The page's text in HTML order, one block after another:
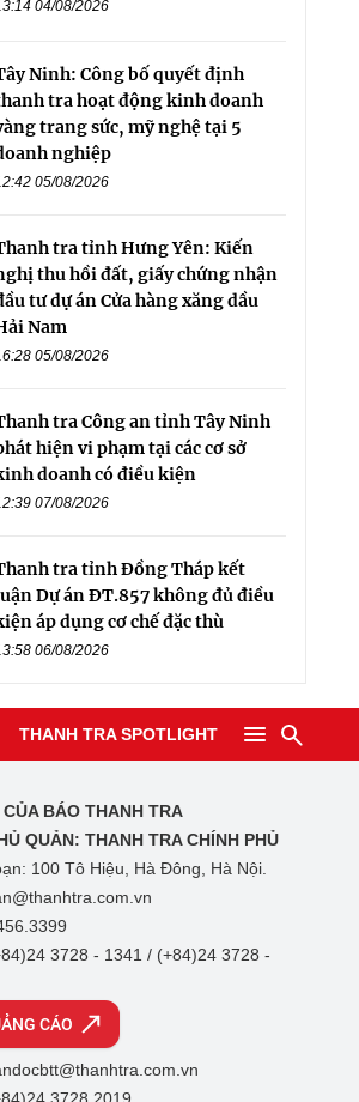
04/08/2026
Ninh: Công bố quyết định
tra hoạt động kinh doanh
trang sức, mỹ nghệ tại 5
nghiệp
05/08/2026
tra tỉnh Hưng Yên: Kiến
thu hồi đất, giấy chứng nhận
tư dự án Cửa hàng xăng dầu
Nam
05/08/2026
tra Công an tỉnh Tây Ninh
hiện vi phạm tại các cơ sở
doanh có điều kiện
07/08/2026
tra tỉnh Đồng Tháp kết
Dự án ĐT.857 không đủ điều
áp dụng cơ chế đặc thù
06/08/2026
THANH TRA SPOTLIGHT
BÁO THANH TRA
QUẢN: THANH TRA CHÍNH PHỦ
100 Tô Hiệu, Hà Đông, Hà Nội.
3728 - 1341 / (+84)24 3728 -
CÁO